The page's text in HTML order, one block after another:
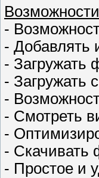
Возможности
-
- Добавлять
- Загружать
- Загружать
-
- Смотреть
-
- Скачивать
- Простое и